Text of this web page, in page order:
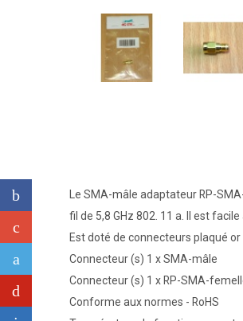
Le SMA-mâle adaptateur RP-
fil de 5,8 GHz 802. 11 a. Il est
Est doté de connecteurs plaqué or
Connecteur (s) 1 x SMA-mâle
Connecteur (s) 1 x RP-SMA-
Conforme aux normes - RoHS